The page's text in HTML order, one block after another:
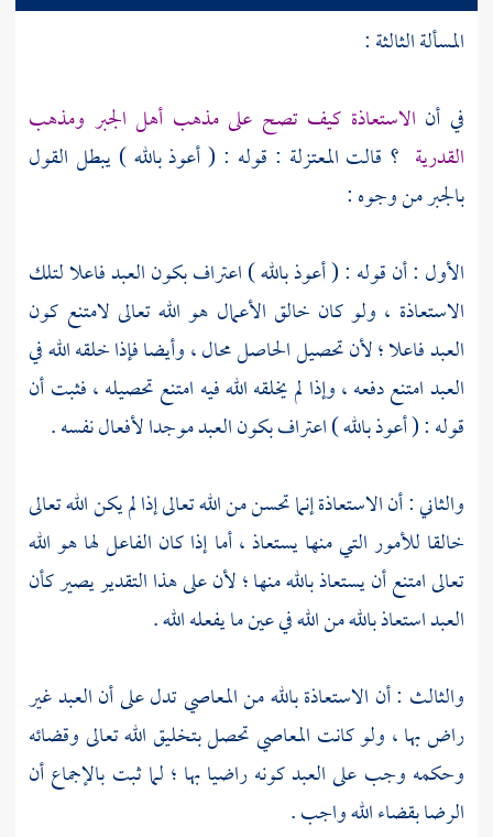
المسألة الثالثة :
في أن الاستعاذة كيف تصح على مذهب أهل الجبر ومذهب
القدرية ؟ قالت المعتزلة : قوله : ( أعوذ بالله ) يبطل القول
بالجبر من وجوه :
الأول : أن قوله : ( أعوذ بالله ) اعتراف بكون العبد فاعلا لتلك
الاستعاذة ، ولو كان خالق الأعمال هو الله تعالى لامتنع كون
العبد فاعلا ؛ لأن تحصيل الحاصل محال ، وأيضا فإذا خلقه الله في
العبد امتنع دفعه ، وإذا لم يخلقه الله فيه امتنع تحصيله ، فثبت أن
قوله : ( أعوذ بالله ) اعتراف بكون العبد موجدا لأفعال نفسه .
والثاني : أن الاستعاذة إنما تحسن من الله تعالى إذا لم يكن الله تعالى
خالقا للأمور التي منها يستعاذ ، أما إذا كان الفاعل لها هو الله
تعالى امتنع أن يستعاذ بالله منها ؛ لأن على هذا التقدير يصير كأن
العبد استعاذ بالله من الله في عين ما يفعله الله .
والثالث : أن الاستعاذة بالله من المعاصي تدل على أن العبد غير
راض بها ، ولو كانت المعاصي تحصل بتخليق الله تعالى وقضائه
وحكمه وجب على العبد كونه راضيا بها ؛ لما ثبت بالإجماع أن
الرضا بقضاء الله واجب .